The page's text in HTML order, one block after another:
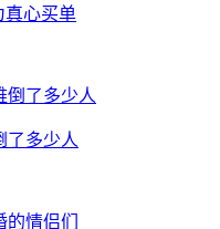
真心买单
了多少人